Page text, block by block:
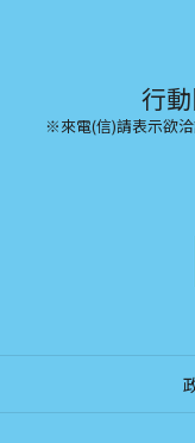
行
※來電(信)請表示欲